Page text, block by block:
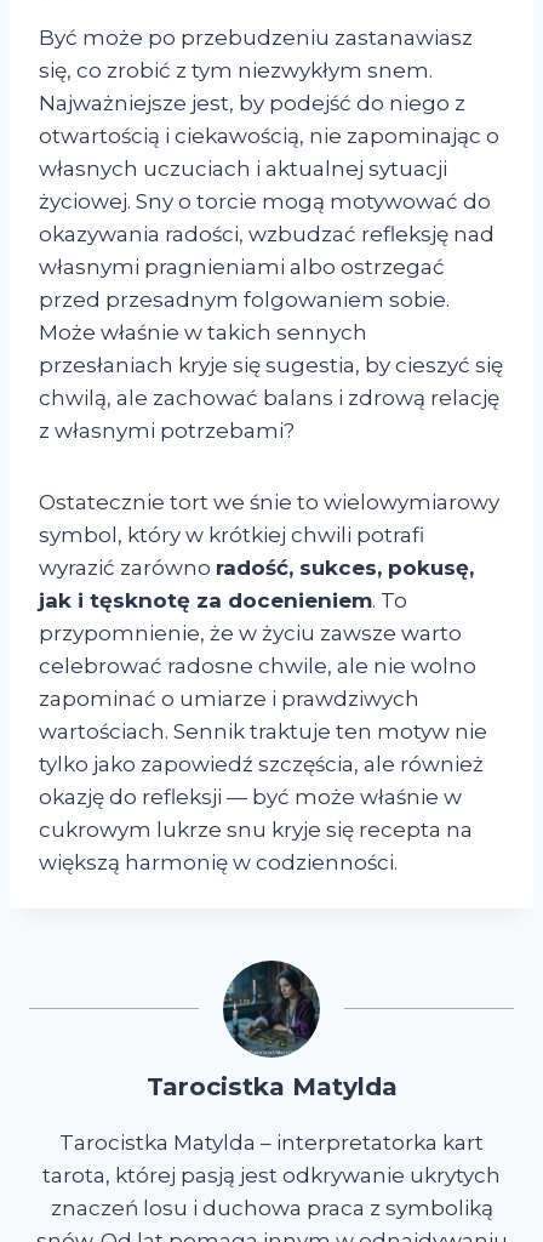
Być może po przebudzeniu zastanawiasz
się, co zrobić z tym niezwykłym snem.
Najważniejsze jest, by podejść do niego z
otwartością i ciekawością, nie zapominając o
własnych uczuciach i aktualnej sytuacji
życiowej. Sny o torcie mogą motywować do
okazywania radości, wzbudzać refleksję nad
własnymi pragnieniami albo ostrzegać
przed przesadnym folgowaniem sobie.
Może właśnie w takich sennych
przesłaniach kryje się sugestia, by cieszyć się
chwilą, ale zachować balans i zdrową relację
z własnymi potrzebami?
Ostatecznie tort we śnie to wielowymiarowy
symbol, który w krótkiej chwili potrafi
wyrazić zarówno radość, sukces, pokusę,
jak i tęsknotę za docenieniem. To
przypomnienie, że w życiu zawsze warto
celebrować radosne chwile, ale nie wolno
zapominać o umiarze i prawdziwych
wartościach. Sennik traktuje ten motyw nie
tylko jako zapowiedź szczęścia, ale również
okazję do refleksji — być może właśnie w
cukrowym lukrze snu kryje się recepta na
większą harmonię w codzienności.
Tarocistka Matylda
Tarocistka Matylda – interpretatorka kart
tarota, której pasją jest odkrywanie ukrytych
znaczeń losu i duchowa praca z symboliką